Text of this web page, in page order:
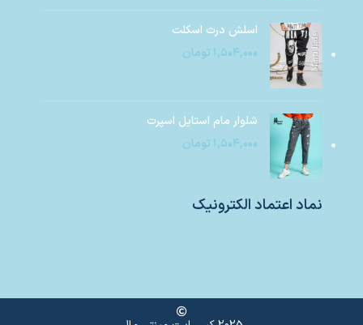
اسلش درث اسکلت
۱,۵۰۴,۰۰۰ تومان
شلوار مام استایل اسپرت
۱,۵۰۴,۰۰۰ تومان
نماد اعتماد الکترونیک